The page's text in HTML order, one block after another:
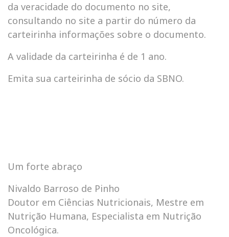
da veracidade do documento no site,
consultando no site a partir do número da
carteirinha informações sobre o documento.
A validade da carteirinha é de 1 ano.
Emita sua carteirinha de sócio da SBNO.
Um forte abraço
Nivaldo Barroso de Pinho
Doutor em Ciências Nutricionais, Mestre em
Nutrição Humana, Especialista em Nutrição
Oncológica.